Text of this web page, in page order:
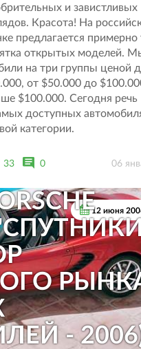
и завистливых
Красота! На
предлагается примерно
открытых моделей.
на три группы ценой
от $50.000 до
$100.000. Сегодня речь
доступных
категории.
33 0 06
12 июня
SAAB 9-
Z4,
C3,
LOTUS
-